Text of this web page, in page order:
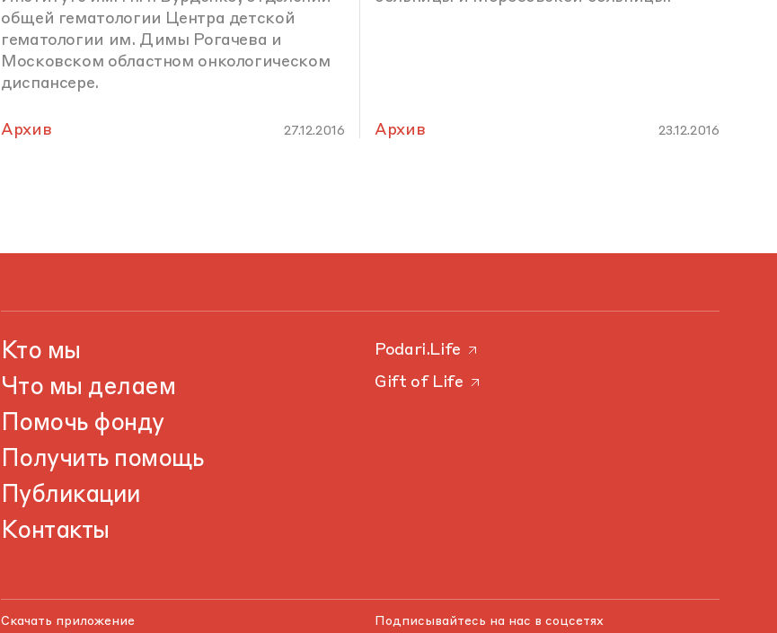
общей гематологии Центра детской
гематологии им. Димы Рогачева и
Московском областном онкологическом
диспансере.
Архив 27.12.2016 Архив 23.12.2016
Кто мы
Что мы делаем
Помочь фонду
Получить помощь
Публикации
Контакты
Podari.Life
Gift of Life
Скачать приложение Подписывайтесь на нас в соцсетях